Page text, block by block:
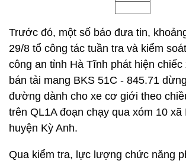
Trước đó, một số báo đưa tin,
29/8 tổ công tác tuần tra và kiểm
công an tỉnh Hà Tĩnh phát hiện chiếc
bán tải mang BKS 51C - 845.71
đường dành cho xe cơ giới theo
trên QL1A đoạn chạy qua xóm 10 xã
huyện Kỳ Anh.
Qua kiểm tra, lực lượng chức năng